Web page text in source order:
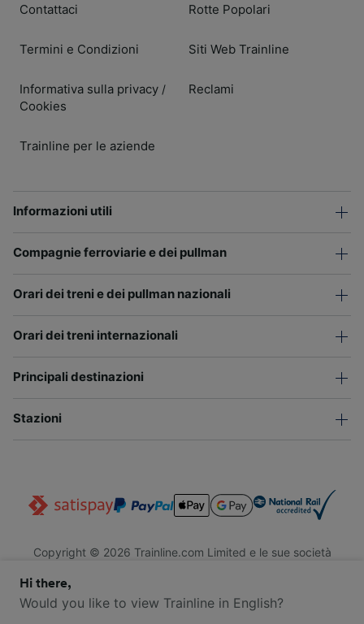
Contattaci
Termini e Condizioni
Informativa sulla privacy /
Cookies
Trainline per le aziende
Rotte Popolari
Siti Web Trainline
Reclami
Informazioni utili
Compagnie ferroviarie e dei pullman
Orari dei treni e dei pullman nazionali
Orari dei treni internazionali
Principali destinazioni
Stazioni
Copyright © 2026 Trainline.com Limited e le sue società
Trainline.com Limited è registrata in Inghilterra e Galles. Società
n. 3846791. Sede legale: 1 Stonecutter St, EC4A 4AH, Londra,
Hi there,
Would you like to view Trainline in English?